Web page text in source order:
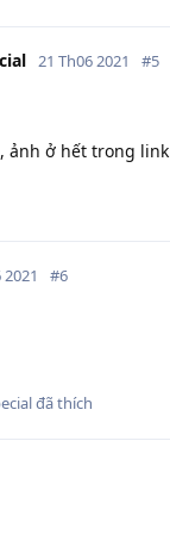
21 Th06 2021 #5
ảnh ở hết trong
#6
đã thích